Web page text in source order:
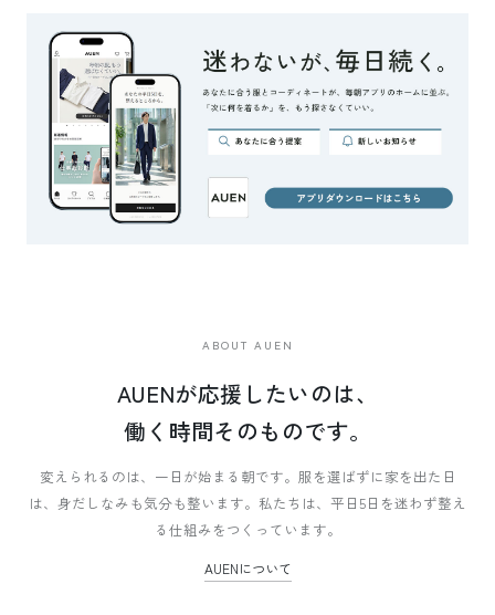
ABOUT AUEN
AUENが応援したいのは、
働く時間そのものです。
変えられるのは、一日が始まる朝です。 服を選ばずに家を出た日
は、身だしなみも気分も整います。 私たちは、平日5日を迷わず整え
る仕組みをつくっています。
AUENについて